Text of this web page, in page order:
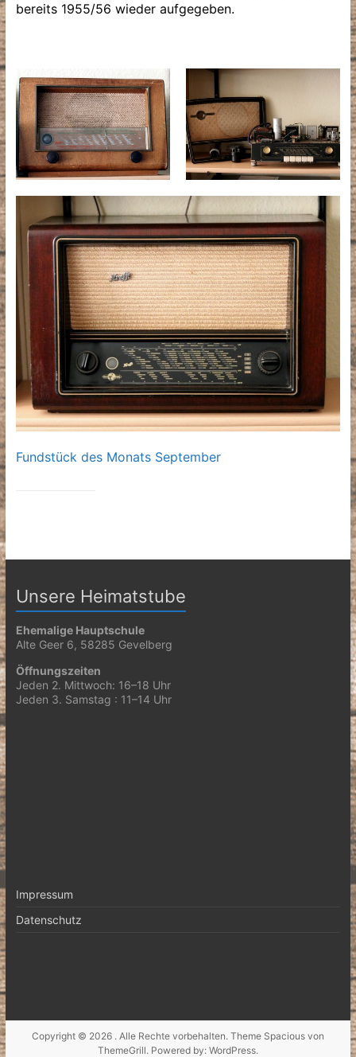
bereits 1955/56 wieder aufgegeben.
Fundstück des Monats September
Unsere Heimatstube
Ehemalige Hauptschule
Alte Geer 6, 58285 Gevelberg
Öffnungszeiten
Jeden 2. Mittwoch: 16–18 Uhr
Jeden 3. Samstag : 11–14 Uhr
Impressum
Datenschutz
Copyright © 2026 . Alle Rechte vorbehalten. Theme Spaciousvon
ThemeGrill. Powered by: WordPress.